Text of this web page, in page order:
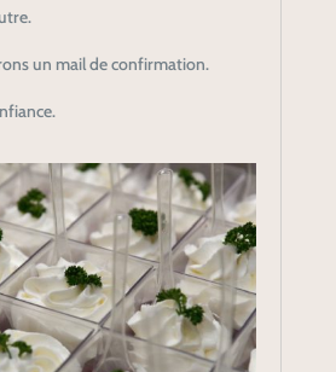
un mail de confirmation.